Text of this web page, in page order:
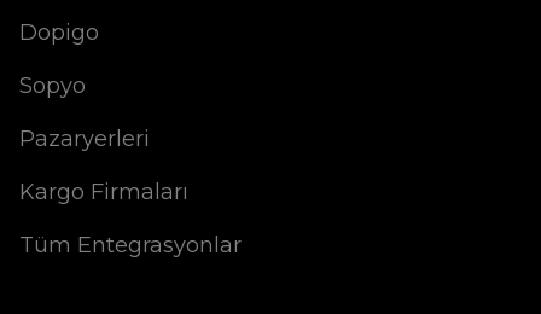
Dopigo
Sopyo
Pazaryerleri
Kargo Firmaları
Tüm Entegrasyonlar